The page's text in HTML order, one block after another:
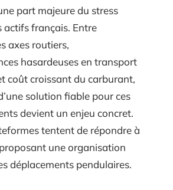
part majeure du stress
actifs français. Entre
axes routiers,
hasardeuses en transport
coût croissant du carburant,
solution fiable pour ces
devient un enjeu concret.
tentent de répondre à
une organisation
déplacements pendulaires.